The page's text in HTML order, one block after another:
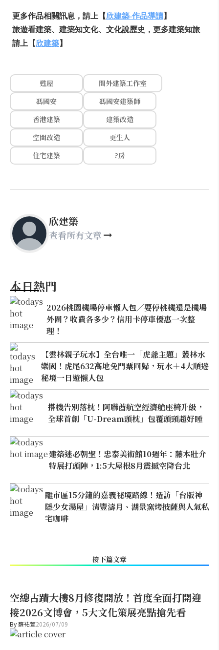
更多作品相關訊息，請上【欣建築-作品導讀】
旅遊看建築、建築知文化、文化說歷史，更多建築知旅
請上【欣建築】
甦屋
間外建築工作室
馮國安
馮國安建築師
香港建築
建築改造
空間改造
更生人
住宅建築
?房
欣建築
查看所有文章
本日熱門
2026桃園機場停車懶人包／要停桃機還是機場
外圍？收費各多少？信用卡停車優惠一次整
理！
【雲林親子玩水】全台唯一「虎爺主題」叢林水
樂園！虎尾632高地免門票回歸，玩水＋4大順遊
秘境一日遊懶人包
搭機告別落枕！阿聯酋航空經濟艙座椅升級，
全球首創「U-Dream頭枕」包覆頭頸超好睡
建築迷必朝聖！忠泰美術館10週年：藤本壯介
特展打頭陣，1:5大屋根8月震撼空降台北
離市區15分鐘的嘉義祕境路線！造訪「台版神
隱少女湯屋」清豐濤月、湖景窯烤披薩與人氣私
宅咖啡
接下篇文章
空總古蹟大樓8月修復開放！首度全面打開迎
接2026文博會，5大文化策展亮點搶先看
By蘇祐萱2026/07/09